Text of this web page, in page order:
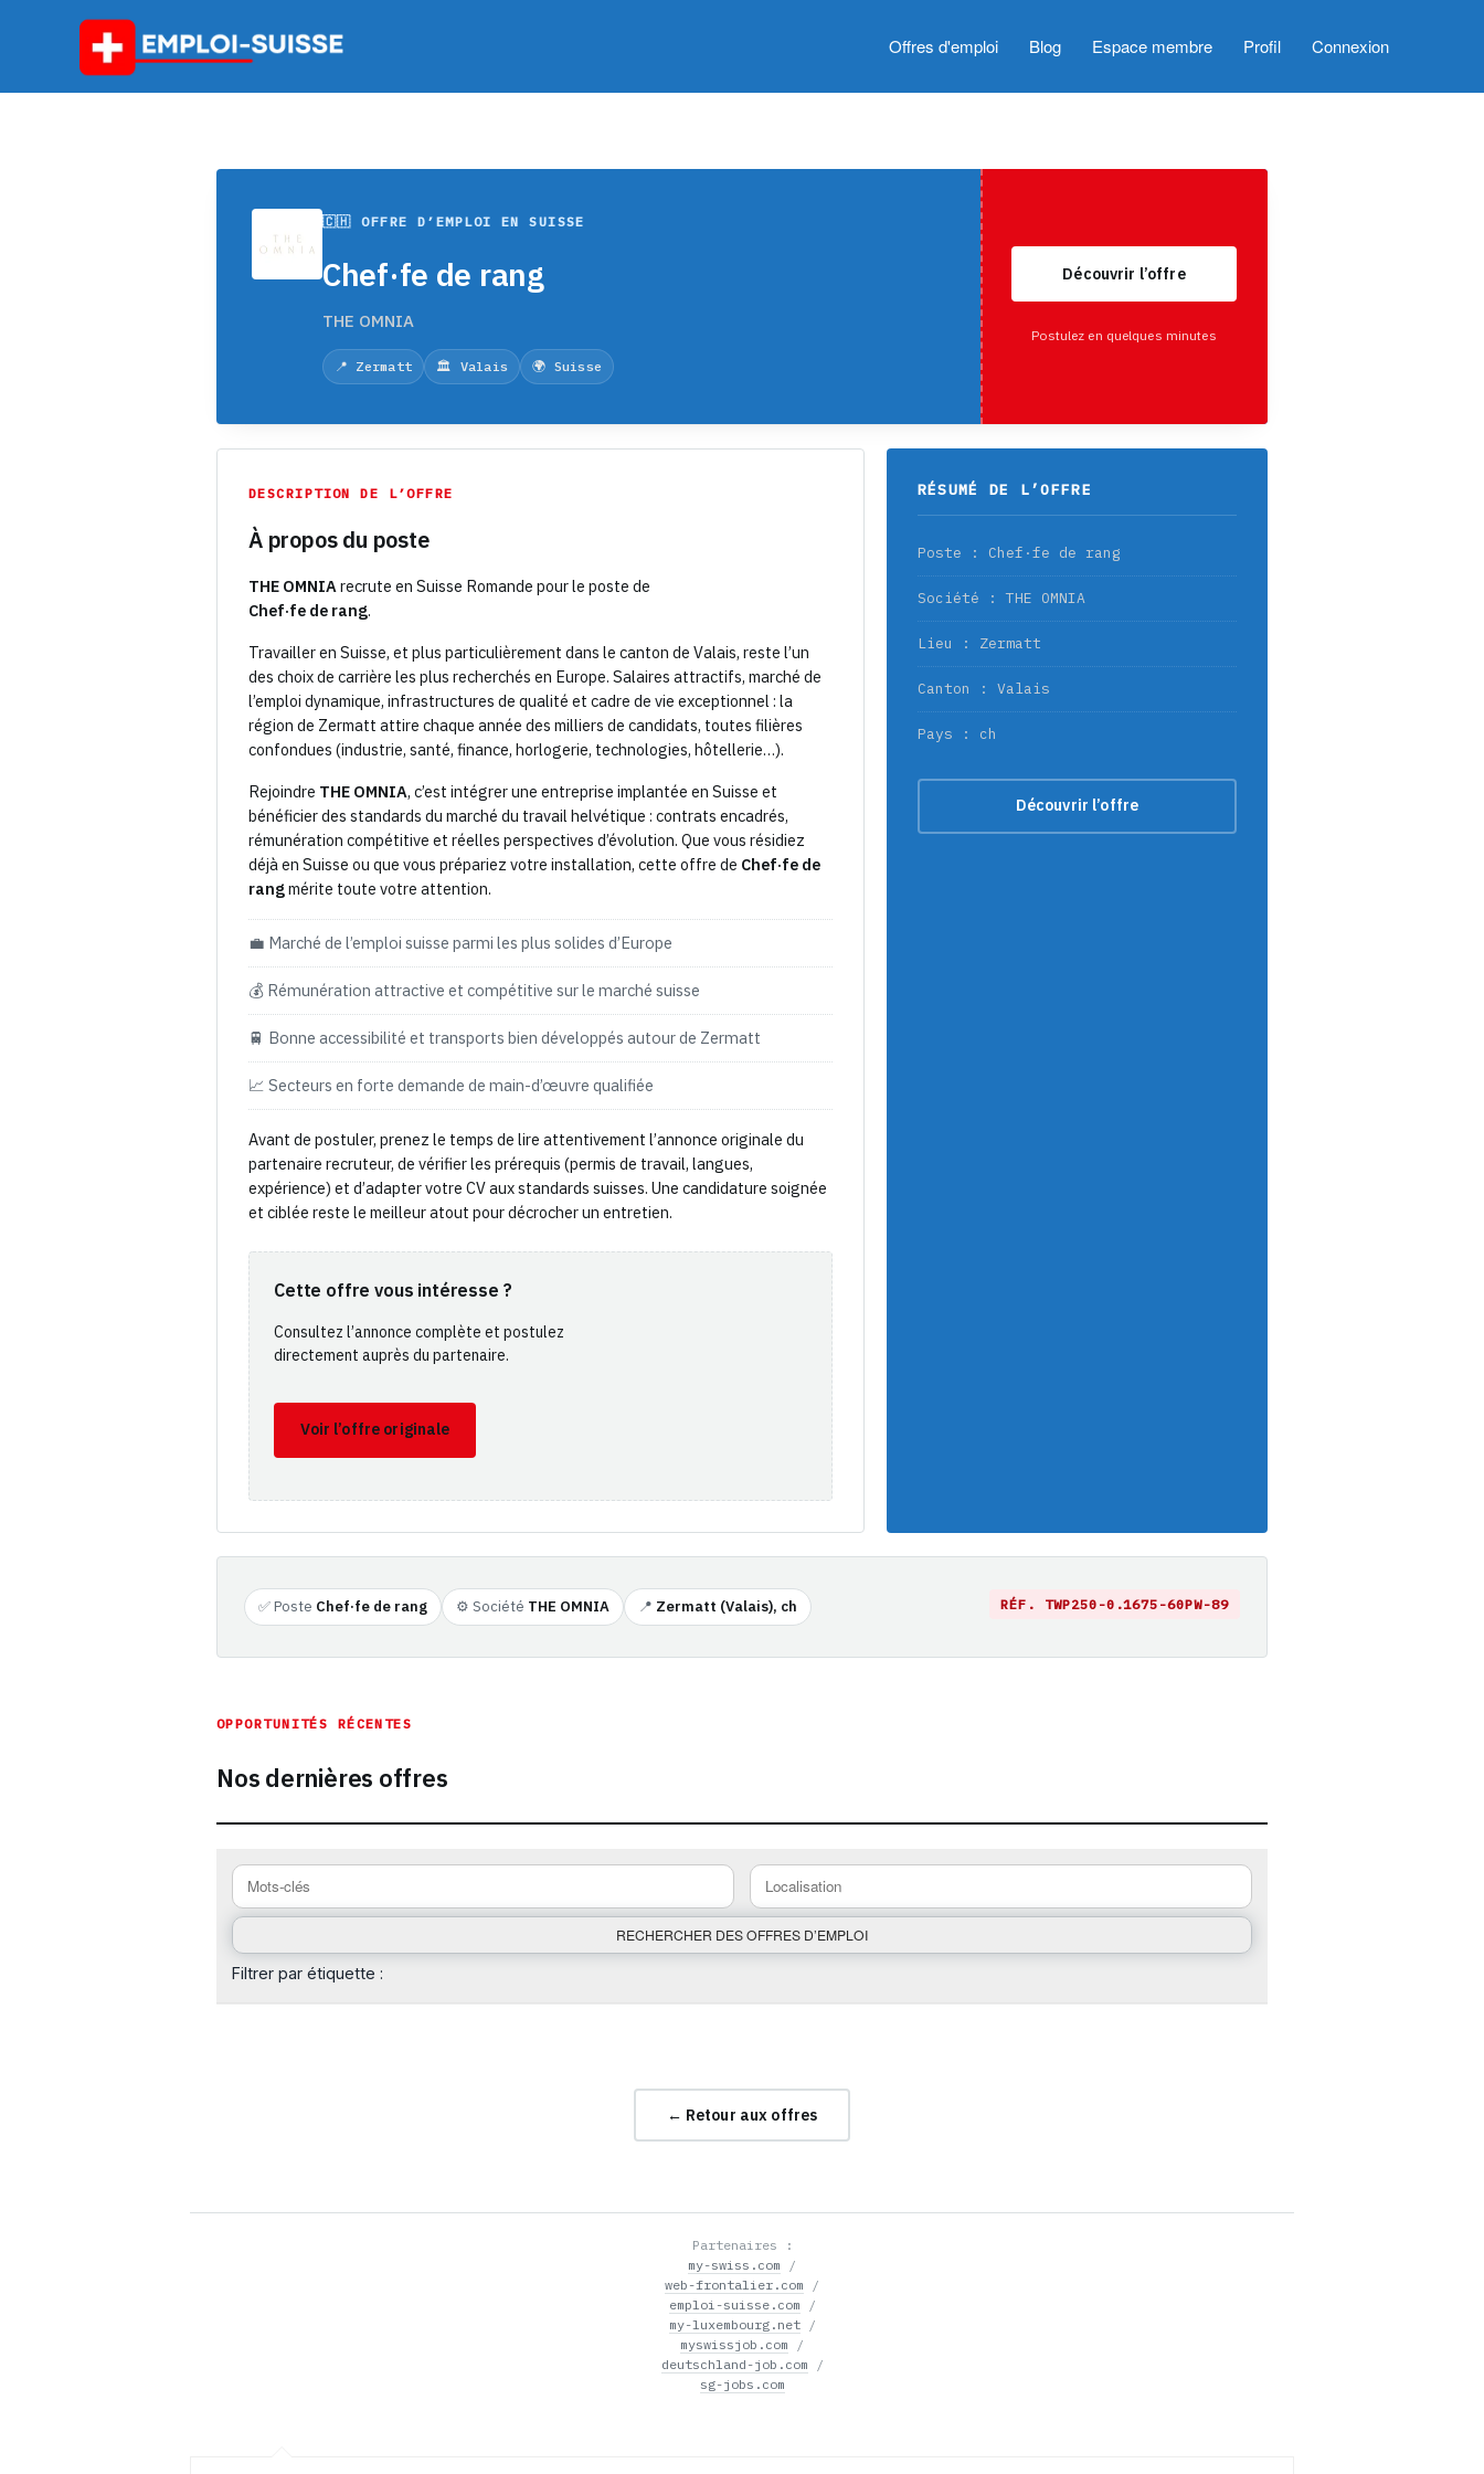
Offres d'emploi Blog Espace membre Profil Connexion
🇨🇭 OFFRE D’EMPLOI EN SUISSE
Chef·fe de rang
THE OMNIA
📍 Zermatt 🏛️ Valais 🌍 Suisse
Découvrir l’offre
Postulez en quelques minutes
DESCRIPTION DE L’OFFRE
À propos du poste
THE OMNIA recrute en Suisse Romande pour le poste de
Chef·fe de rang.
Travailler en Suisse, et plus particulièrement dans le canton de Valais, reste l’un
des choix de carrière les plus recherchés en Europe. Salaires attractifs, marché de
l’emploi dynamique, infrastructures de qualité et cadre de vie exceptionnel : la
région de Zermatt attire chaque année des milliers de candidats, toutes filières
confondues (industrie, santé, finance, horlogerie, technologies, hôtellerie…).
Rejoindre THE OMNIA, c’est intégrer une entreprise implantée en Suisse et
bénéficier des standards du marché du travail helvétique : contrats encadrés,
rémunération compétitive et réelles perspectives d’évolution. Que vous résidiez
déjà en Suisse ou que vous prépariez votre installation, cette offre de Chef·fe de
rang mérite toute votre attention.
💼 Marché de l’emploi suisse parmi les plus solides d’Europe
💰 Rémunération attractive et compétitive sur le marché suisse
🚆 Bonne accessibilité et transports bien développés autour de Zermatt
📈 Secteurs en forte demande de main-d’œuvre qualifiée
Avant de postuler, prenez le temps de lire attentivement l’annonce originale du
partenaire recruteur, de vérifier les prérequis (permis de travail, langues,
expérience) et d’adapter votre CV aux standards suisses. Une candidature soignée
et ciblée reste le meilleur atout pour décrocher un entretien.
Cette offre vous intéresse ?
Consultez l’annonce complète et postulez
directement auprès du partenaire.
Voir l’offre originale
RÉSUMÉ DE L’OFFRE
Poste : Chef·fe de rang
Société : THE OMNIA
Lieu : Zermatt
Canton : Valais
Pays : ch
Découvrir l’offre
✅ Poste Chef·fe de rang ⚙️ Société THE OMNIA 📍 Zermatt (Valais), ch RÉF. TWP250-0.1675-60PW-89
OPPORTUNITÉS RÉCENTES
Nos dernières offres
Filtrer par étiquette :
← Retour aux offres
Partenaires :
my-swiss.com /
web-frontalier.com /
emploi-suisse.com /
my-luxembourg.net/
myswissjob.com /
deutschland-job.com /
sg-jobs.com